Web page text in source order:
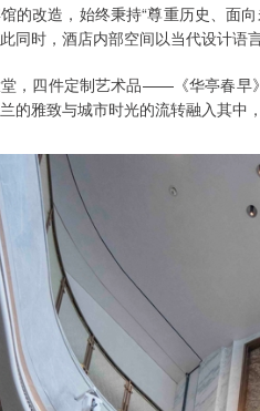
的改造，始终秉持“尊重历史、面
同时，酒店内部空间以当代设计语
，四件定制艺术品——《华亭春早
的雅致与城市时光的流转融入其中